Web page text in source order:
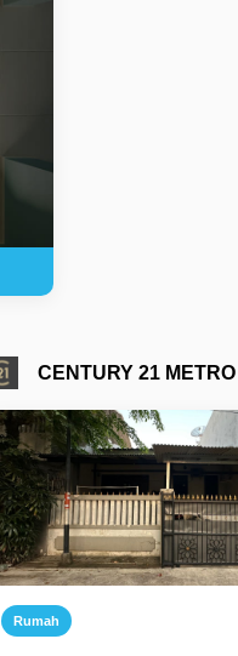
CENTURY 21 METRO
Rumah